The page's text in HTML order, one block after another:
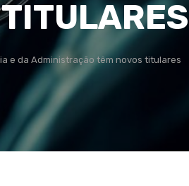
e da Administração têm novos titulares